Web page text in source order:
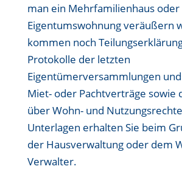
man ein Mehrfamilienhaus oder
Eigentumswohnung veräußern
kommen noch
Protokolle der letzten
Eigentümerversammlungen
Miet- oder Pachtverträge sowie
über Wohn- und
Unterlagen erhalten Sie beim
der Hausverwaltung oder dem
Verwalter.